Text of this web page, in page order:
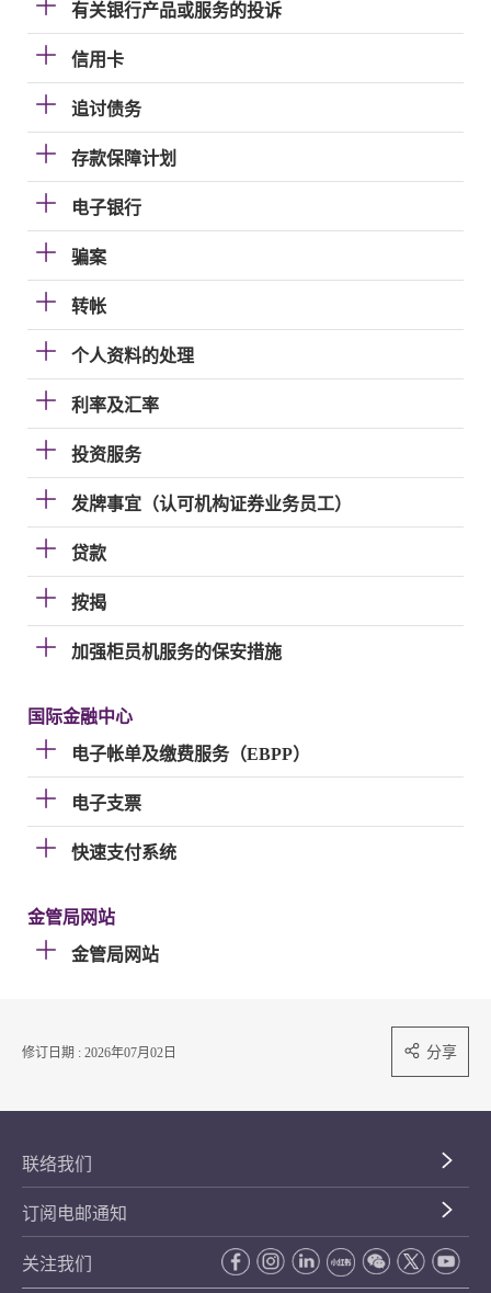
有关银行产品或服务的投诉
信用卡
追讨债务
存款保障计划
电子银行
骗案
转帐
个人资料的处理
利率及汇率
投资服务
发牌事宜（认可机构证券业务员工）
贷款
按揭
加强柜员机服务的保安措施
国际金融中心
电子帐单及缴费服务（EBPP）
电子支票
快速支付系统
金管局网站
金管局网站
修订日期 : 2026年07月02日 分享
联络我们
订阅电邮通知
关注我们